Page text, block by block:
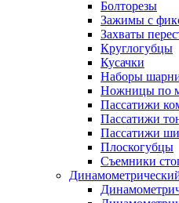
Болторезы
Зажимы с
Захваты
Круглогубцы
Кусачки
Наборы
Ножницы по
Пассатижи
Пассатижи
Пассатижи
Плоскогубцы
Съемники